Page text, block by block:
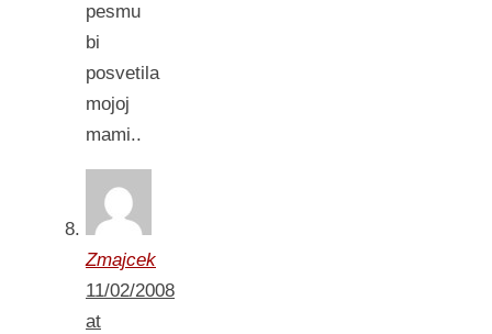
pesmu
bi
posvetila
mojoj
mami..
Zmajcek
11/02/2008
at